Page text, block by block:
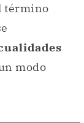
término
modo